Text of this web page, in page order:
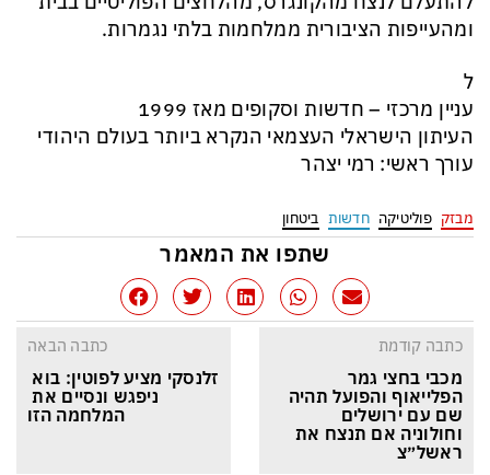
ומהעייפות הציבורית ממלחמות בלתי נגמרות.
ל
עניין מרכזי – חדשות וסקופים מאז 1999
העיתון הישראלי העצמאי הנקרא ביותר בעולם היהודי
עורך ראשי: רמי יצהר
מבזק פוליטיקה חדשות ביטחון
שתפו את המאמר
כתבה קודמת
מכבי בחצי גמר
הפלייאוף והפועל תהיה
שם עם ירושלים
וחולוניה אם תנצח את
ראשל״צ
כתבה הבאה
זלנסקי מציע לפוטין: בוא
ניפגש ונסיים את
המלחמה הזו